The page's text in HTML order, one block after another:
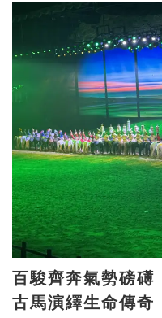
百駿齊奔氣勢磅礡
古馬演繹生命傳奇